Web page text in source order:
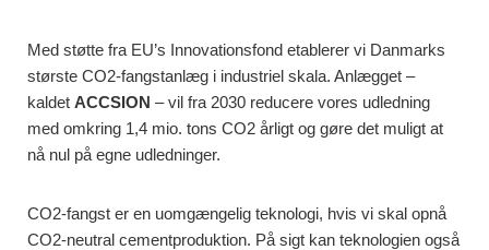
Med støtte fra EU’s Innovationsfond etablerer vi Danmarks
største CO2-fangstanlæg i industriel skala. Anlægget –
kaldet ACCSION – vil fra 2030 reducere vores udledning
med omkring 1,4 mio. tons CO2 årligt og gøre det muligt at
nå nul på egne udledninger.
CO2-fangst er en uomgængelig teknologi, hvis vi skal opnå
CO2-neutral cementproduktion. På sigt kan teknologien også